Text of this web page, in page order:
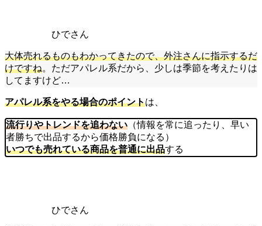
ひでさん
大体売れるものもわかってきたので、外注さんに指示するだ
けですね。ただアパレル系だから、少しは季節を考えたりは
してますけど…
アパレル系をやる場合のポイントは、
流行りやトレンドを追わない （情報を常に追ったり、早い
者勝ちで出品するから価格勝負になる）
いつでも売れている商品を普通に出品する
ひでさん